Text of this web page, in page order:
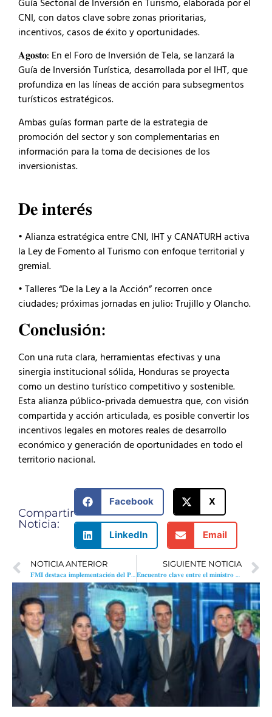
Guía Sectorial de Inversión en Turismo, elaborada por el
CNI, con datos clave sobre zonas prioritarias,
incentivos, casos de éxito y oportunidades.
𝐀𝐠𝐨𝐬𝐭𝐨: En el Foro de Inversión de Tela, se lanzará la
Guía de Inversión Turística, desarrollada por el IHT, que
profundiza en las líneas de acción para subsegmentos
turísticos estratégicos.
Ambas guías forman parte de la estrategia de
promoción del sector y son complementarias en
información para la toma de decisiones de los
inversionistas.
𝐃𝐞 𝐢𝐧𝐭𝐞𝐫é𝐬
• Alianza estratégica entre CNI, IHT y CANATURH activa
la Ley de Fomento al Turismo con enfoque territorial y
gremial.
• Talleres “De la Ley a la Acción” recorren once
ciudades; próximas jornadas en julio: Trujillo y Olancho.
𝐂𝐨𝐧𝐜𝐥𝐮𝐬𝐢ó𝐧:
Con una ruta clara, herramientas efectivas y una
sinergia institucional sólida, Honduras se proyecta
como un destino turístico competitivo y sostenible.
Esta alianza público-privada demuestra que, con visión
compartida y acción articulada, es posible convertir los
incentivos legales en motores reales de desarrollo
económico y generación de oportunidades en todo el
territorio nacional.
Compartir
Noticia:
Facebook X
LinkedIn Email
NOTICIA ANTERIOR
𝐅𝐌𝐈 𝐝𝐞𝐬𝐭𝐚𝐜𝐚 𝐢𝐦𝐩𝐥𝐞𝐦𝐞𝐧𝐭𝐚𝐜𝐢𝐨́𝐧 𝐝𝐞𝐥 𝐏𝐨𝐫𝐭𝐚𝐥 𝐃𝐢𝐠𝐢𝐭𝐚𝐥 𝐝𝐞 𝐈𝐧𝐯𝐞𝐫𝐬𝐢𝐨𝐧𝐞𝐬 𝐞𝐧 𝐬𝐮 𝐢𝐧𝐟𝐨𝐫𝐦𝐞 𝐬𝐨𝐛𝐫𝐞 𝐇𝐨𝐧𝐝𝐮𝐫𝐚𝐬
SIGUIENTE NOTICIA
𝐄𝐧𝐜𝐮𝐞𝐧𝐭𝐫𝐨 𝐜𝐥𝐚𝐯𝐞 𝐞𝐧𝐭𝐫𝐞 𝐞𝐥 𝐦𝐢𝐧𝐢𝐬𝐭𝐫𝐨 𝐝𝐞 𝐈𝐧𝐯𝐞𝐫𝐬𝐢𝐨𝐧𝐞𝐬 𝐝𝐞 𝐇𝐨𝐧𝐝𝐮𝐫𝐚𝐬 𝐲 𝐝𝐢𝐫𝐞𝐜𝐭𝐢𝐯𝐨𝐬 𝐝𝐞 𝐥𝐚 𝐀𝐂𝐑𝐉 𝐜𝐨𝐧𝐬𝐨𝐥𝐢𝐝𝐚 𝐧𝐞𝐱𝐨𝐬 𝐛𝐢𝐥𝐚𝐭𝐞𝐫𝐚𝐥𝐞𝐬